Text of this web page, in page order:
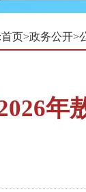
首页>政务公开>
年